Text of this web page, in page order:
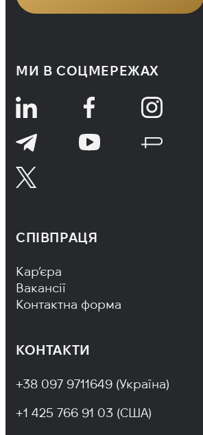
МИ В СОЦМЕРЕЖАХ
СПІВПРАЦЯ
Footer Navigation
Кар’єра
Вакансії
Контактна форма
КОНТАКТИ
+38 097 9711649 (Україна)
+1 425 766 91 03 (США)